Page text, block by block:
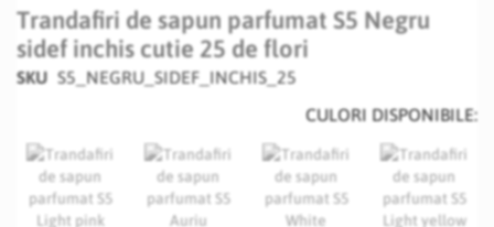
Trandafiri de sapun parfumat S5 Negru
sidef inchis cutie 25 de flori
SKU S5_NEGRU_SIDEF_INCHIS_25
CULORI DISPONIBILE: